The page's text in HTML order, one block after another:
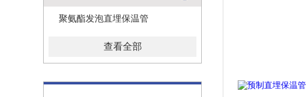
聚氨酯发泡直埋保温管
查看全部